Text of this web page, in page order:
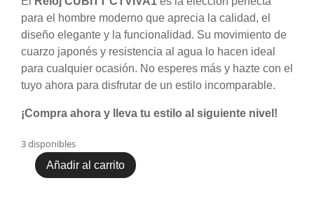
para el hombre moderno que aprecia la calidad, el
diseño elegante y la funcionalidad. Su movimiento de
cuarzo japonés y resistencia al agua lo hacen ideal
para cualquier ocasión. No esperes más y hazte con el
tuyo ahora para disfrutar de un estilo incomparable.
¡Compra ahora y lleva tu estilo al siguiente nivel!
3 disponibles
Reloj
Añadir al carrito